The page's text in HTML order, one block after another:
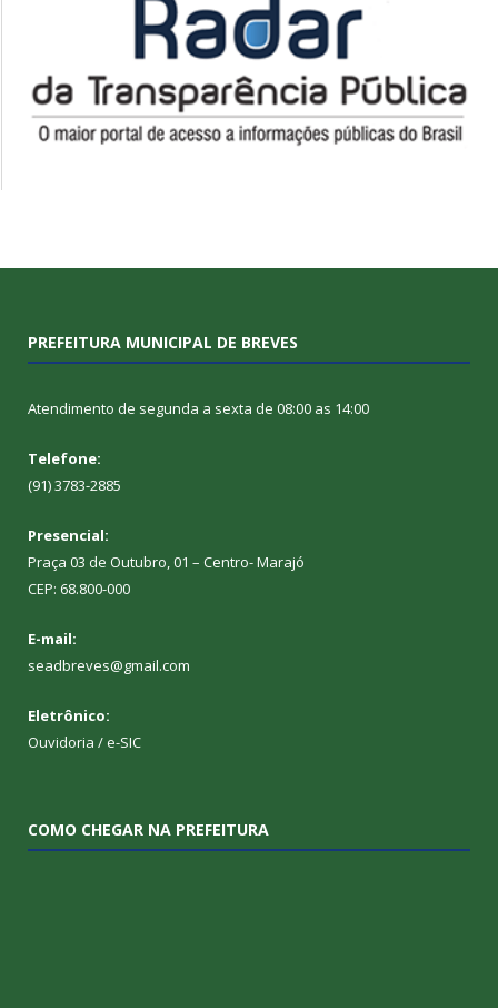
PREFEITURA MUNICIPAL DE BREVES
Atendimento de segunda a sexta de 08:00 as 14:00
Telefone:
(91) 3783-2885
Presencial:
Praça 03 de Outubro, 01 – Centro- Marajó
CEP: 68.800-000
E-mail:
seadbreves@gmail.com
Eletrônico:
Ouvidoria /e-SIC
COMO CHEGAR NA PREFEITURA